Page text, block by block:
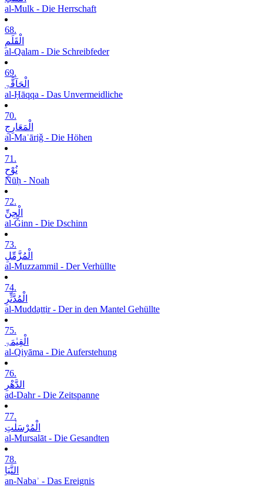
al-Mulk - Die Herrschaft
68.
الْقَلَمِ
al-Qalam - Die Schreibfeder
69.
الْحَآقَّۃِ
al-Ḥāqqa - Das Unvermeidliche
70.
الْمَعَارِجِ
al-Maʿāriǧ - Die Höhen
71.
نُوْحٍ
Nūḥ - Noah
72.
الْجِنِّ
al-Ǧinn - Die Dschinn
73.
الْمُزَّمِّلِ
al-Muzzammil - Der Verhüllte
74.
الْمُدَّثِّرِ
al-Muddaṯṯir - Der in den Mantel Gehüllte
75.
الْقِیٰمَۃِ
al-Qiyāma - Die Auferstehung
76.
الدَّھْرِ
ad-Dahr - Die Zeitspanne
77.
الْمُرْسَلٰتِ
al-Mursalāt - Die Gesandten
78.
النَّبَاِ
an-Nabaʾ - Das Ereignis